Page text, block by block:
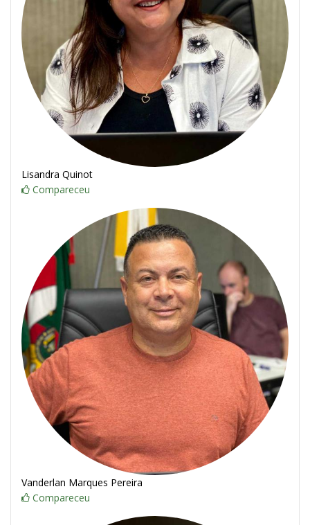
Lisandra Quinot
Compareceu
Vanderlan Marques Pereira
Compareceu